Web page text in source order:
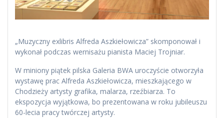
„Muzyczny exlibris Alfreda Aszkiełowicza” skomponował i
wykonał podczas wernisażu pianista Maciej Trojniar.
W miniony piątek pilska Galeria BWA uroczyście otworzyła
wystawę prac Alfreda Aszkiełowicza, mieszkającego w
Chodzieży artysty grafika, malarza, rzeźbiarza. To
ekspozycja wyjątkowa, bo prezentowana w roku jubileuszu
60-lecia pracy twórczej artysty.